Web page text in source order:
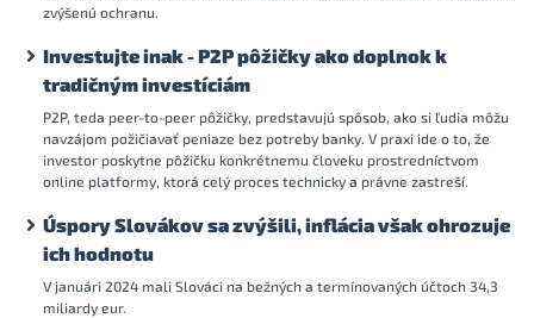
zvýšenú ochranu.
Investujte inak - P2P pôžičky ako doplnok k
tradičným investíciám
P2P, teda peer-to-peer pôžičky, predstavujú spôsob, ako si ľudia môžu
navzájom požičiavať peniaze bez potreby banky. V praxi ide o to, že
investor poskytne pôžičku konkrétnemu človeku prostredníctvom
online platformy, ktorá celý proces technicky a právne zastreší.
Úspory Slovákov sa zvýšili, inflácia však ohrozuje
ich hodnotu
V januári 2024 mali Slováci na bežných a termínovaných účtoch 34,3
miliardy eur.